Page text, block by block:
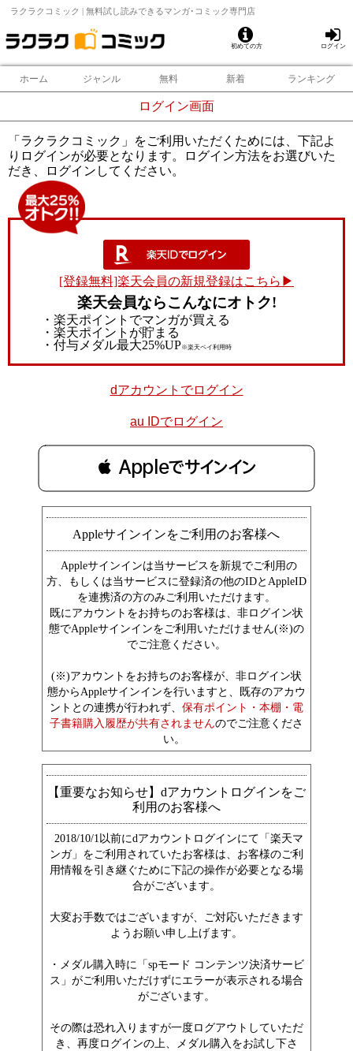
ラクラクコミック | 無料試し読みできるマンガ･コミック専門店
初めての方 ログイン
ホーム ジャンル 無料 新着 ランキング
ログイン画面
「ラクラクコミック」をご利用いただくためには、下記よ
りログインが必要となります。ログイン方法をお選びいた
だき、ログインしてください。
[登録無料]楽天会員の新規登録はこちら▶
楽天会員ならこんなにオトク!
・楽天ポイントでマンガが買える
・楽天ポイントが貯まる
・付与メダル最大25%UP※楽天ペイ利用時
dアカウントでログイン
au IDでログイン
 Appleでサインイン
Appleサインインをご利用のお客様へ
Appleサインインは当サービスを新規でご利用の
方、もしくは当サービスに登録済の他のIDとAppleID
を連携済の方のみご利用いただけます。
既にアカウントをお持ちのお客様は、非ログイン状
態でAppleサインインをご利用いただけません(※)の
でご注意ください。
(※)アカウントをお持ちのお客様が、非ログイン状
態からAppleサインインを行いますと、既存のアカウ
ントとの連携が行われず、 保有ポイント・本棚・電
子書籍購入履歴が共有されませんのでご注意くださ
い。
【重要なお知らせ】dアカウントログインをご
利用のお客様へ
2018/10/1以前にdアカウントログインにて「楽天マ
ンガ」をご利用されていたお客様は、お客様のご利
用情報を引き継ぐために下記の操作が必要となる場
合がございます。
大変お手数ではございますが、ご対応いただきます
ようお願い申し上げます。
・メダル購入時に「spモード コンテンツ決済サービ
ス」がご利用いただけずにエラーが表示される場合
がございます。
その際は恐れ入りますが一度ログアウトしていただ
き、再度ログインの上、メダル購入をお試し下さ